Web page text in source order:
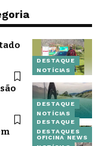
DESTAQUE
NOTÍCIAS
DESTAQUE
NOTÍCIAS
DESTAQUE
DESTAQUES
OFICINA NEWS